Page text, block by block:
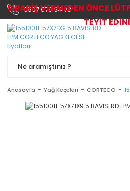
0507 576 64 03
Anasayfa Yağ Keçeleri CORTECO
SİPARİŞ VERMEDEN ÖNCE
TEYİT